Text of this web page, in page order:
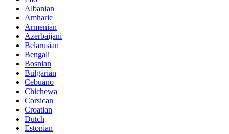
Albanian
Amharic
Armenian
Azerbaijani
Belarusian
Bengali
Bosnian
Bulgarian
Cebuano
Chichewa
Corsican
Croatian
Dutch
Estonian